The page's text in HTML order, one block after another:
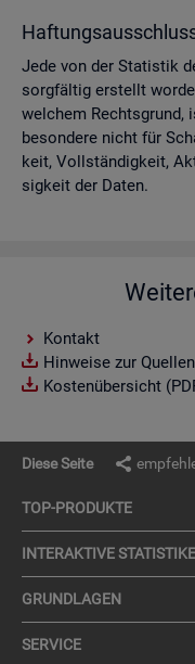
Jede von der Sta­tis­tik
sorg­fäl­tig er­stellt
wel­chem
be­son­de­re nicht für
keit, Voll­stän­dig­keit,
sig­keit der Daten.
Kontakt
Hinweise zur
Kostenübersicht
Diese Seite
TOP-PRO­DUK­TE
IN­TER­AK­TI­VE
GRUND­LA­GEN
SER­VICE